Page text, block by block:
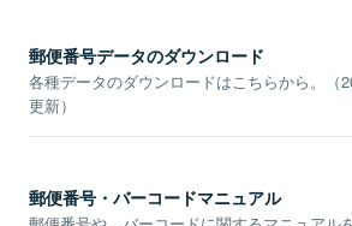
郵便番号データのダウンロード
各種データのダウンロードはこちらから。（
更新）
郵便番号・バーコードマニュアル